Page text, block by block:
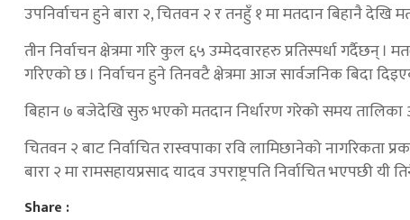
उपनिर्वाचन हुने बारा २, चितवन २ र तनहुँ १ मा मतदान बिहानै देखि
तीन निर्वाचन क्षेत्रमा गरि कुल ६५ उम्मेदवारहरु प्रतिस्पर्धा
गरिएको छ । निर्वाचन हुने तिनवटै क्षेत्रमा आज सार्वजनिक बिदा
बिहान ७ बजेदेखि सुरु भएको मतदान निर्धारण गरेको समय
चितवन २ बाट निर्वाचित रास्वपाका रवि लामिछानेको नागरिकता
बारा २ मा रामसहायप्रसाद यादव उपराष्ट्रपति निर्वाचित भएपछी यी
Share :